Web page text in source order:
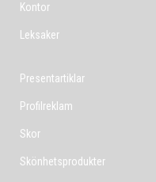
Kontor
Leksaker
Presentartiklar
Profilreklam
Skor
Skönhetsprodukter